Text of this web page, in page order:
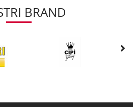
BRAND